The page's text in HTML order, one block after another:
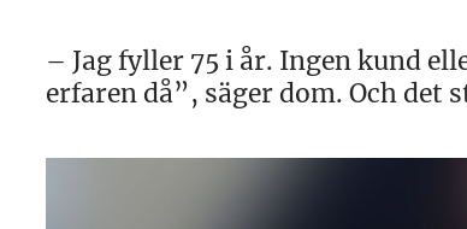
– Jag fyller 75 i år. Ingen kund
erfaren då”, säger dom. Och det